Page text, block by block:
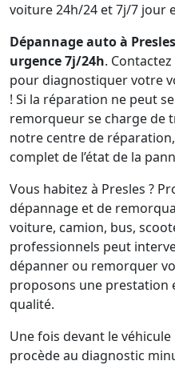
voiture 24h/24 et 7j/7 jour
Dépannage auto à
urgence 7j/24h.
pour diagnostiquer votre
! Si la réparation ne peut
remorqueur se charge de
notre centre de
complet de l’état de la
Vous habitez à Presles ?
dépannage et de
voiture, camion, bus,
professionnels peut
dépanner ou remorquer
proposons une prestation
qualité.
Une fois devant le
procède au diagnostic